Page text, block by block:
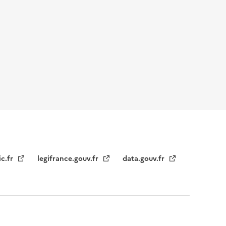
legifrance.gouv.fr data.gouv.fr